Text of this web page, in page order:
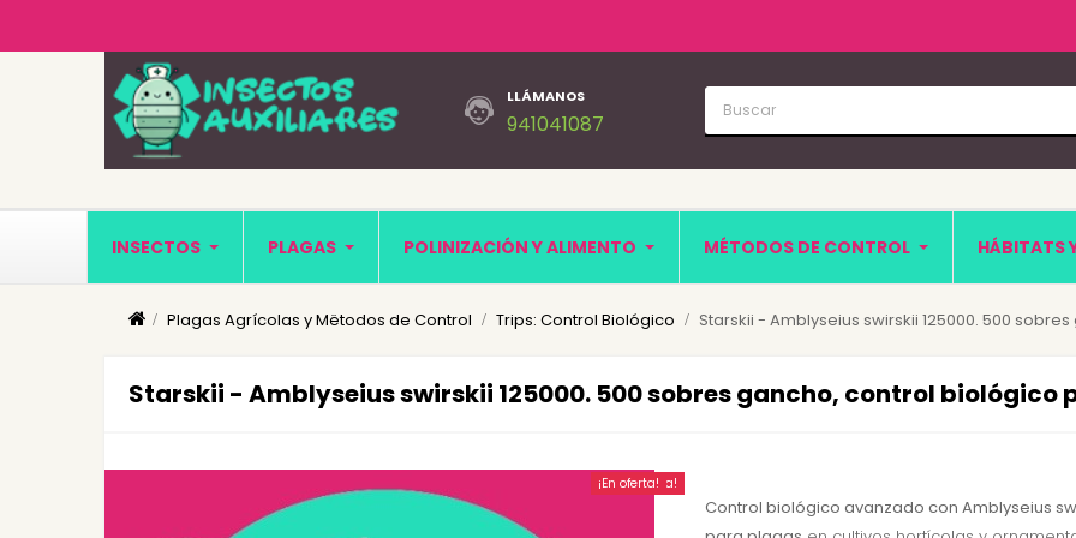
LLÁMANOS
941041087
INSECTOS PLAGAS POLINIZACIÓN Y ALIMENTO MÉTODOS DE CONTROL HÁBITATS
Plagas Agrícolas y Mëtodos de Control Trips: Control Biológico Starskii - Amblyseius swirskii 125000. 500
Starskii - Amblyseius swirskii 125000. 500 sobres gancho, control biológico
¡En oferta!
¡En oferta!
Control biológico avanzado con Amblyseius